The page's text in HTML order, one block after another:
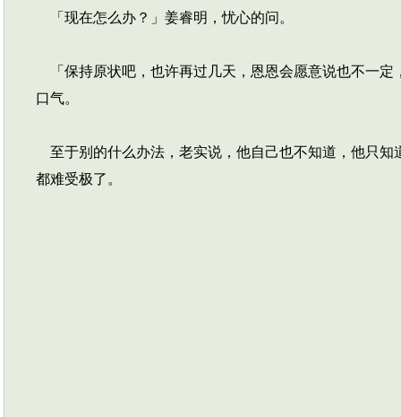
「现在怎么办？」姜睿明，忧心的问。
「保持原状吧，也许再过几天，恩恩会愿意说也不一定
口气。
至于别的什么办法，老实说，他自己也不知道，他只
都难受极了。